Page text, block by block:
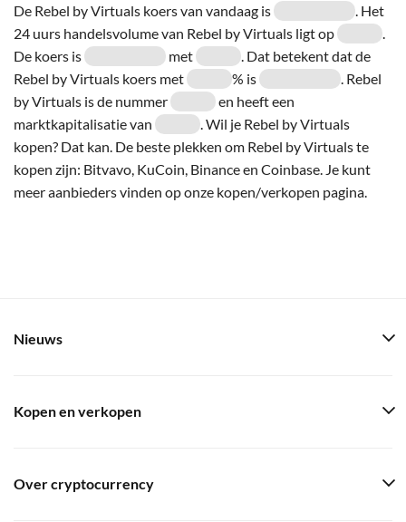
De Rebel by Virtuals koers van vandaag is
. Het
24 uurs handelsvolume van Rebel by Virtuals ligt op
.
De koers is
met
. Dat betekent dat de
Rebel by Virtuals koers met
% is
. Rebel
by Virtuals is de nummer
en heeft een
marktkapitalisatie van
. Wil je Rebel by Virtuals
kopen? Dat kan. De beste plekken om Rebel by Virtuals te
kopen zijn: Bitvavo, KuCoin, Binance en Coinbase. Je kunt
meer aanbieders vinden op onze kopen/verkopen pagina.
Nieuws
Kopen en verkopen
Over cryptocurrency